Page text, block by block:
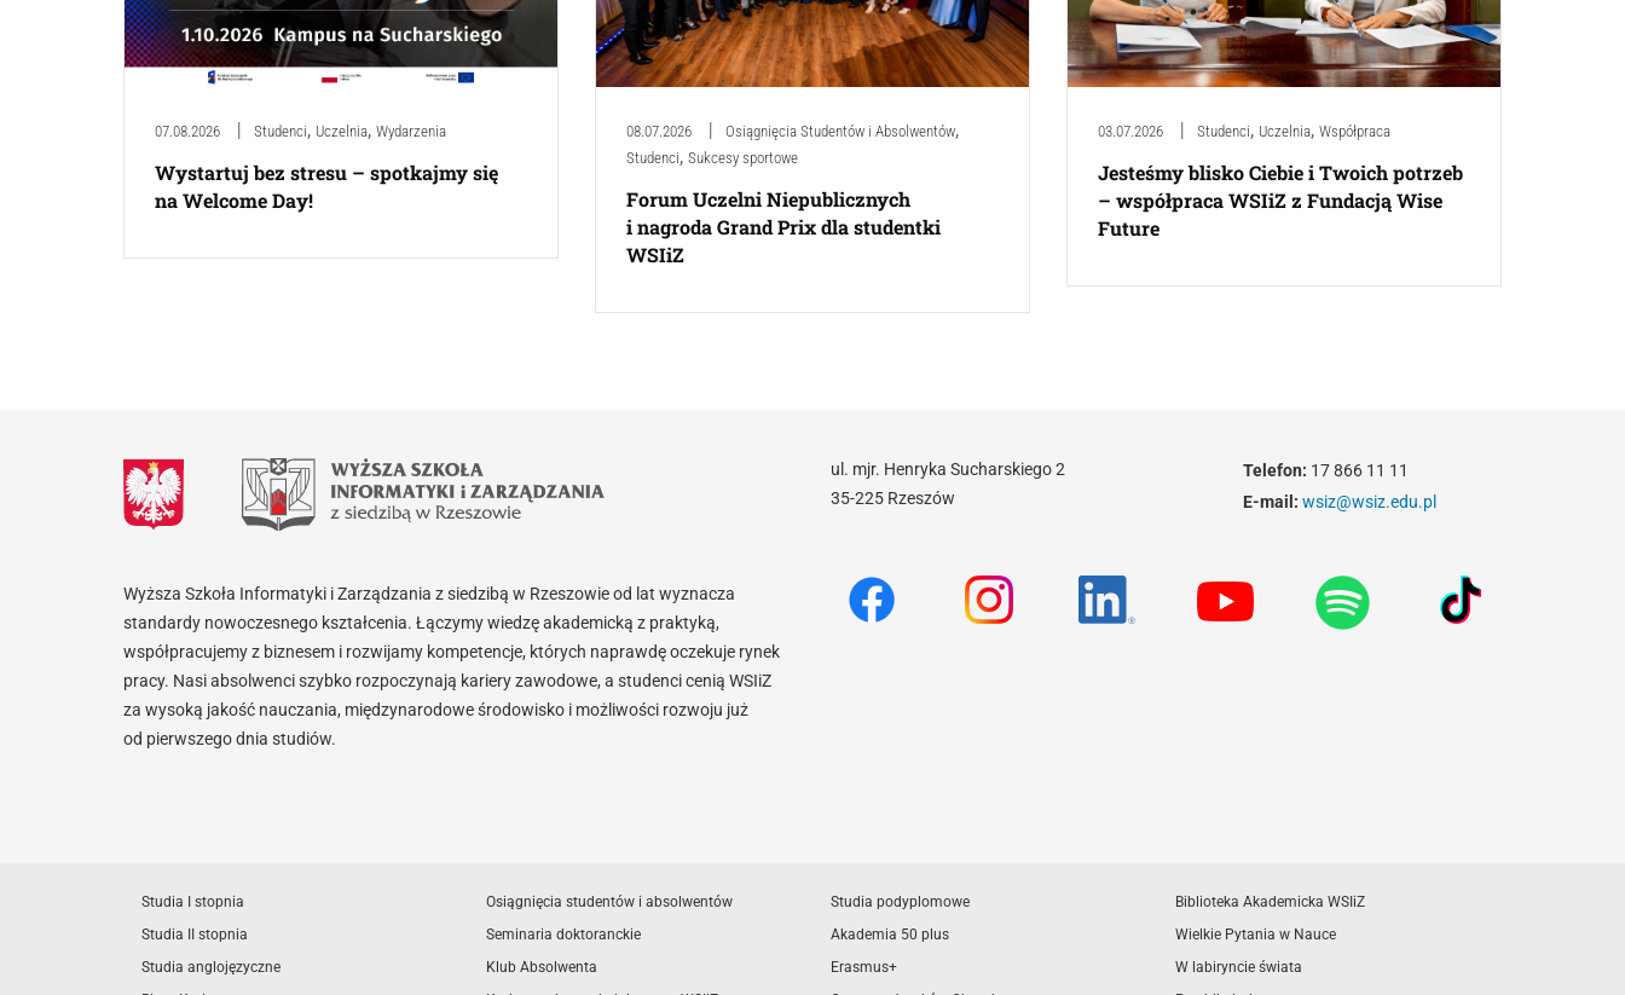
07.08.2026 Studenci, Uczelnia, Wydarzenia
Wystartuj bez stresu – spotkajmy się
na Welcome Day!
08.07.2026 Osiągnięcia Studentów i Absolwentów,
Studenci, Sukcesy sportowe
Forum Uczelni Niepublicznych
i nagroda Grand Prix dla studentki
WSIiZ
03.07.2026 Studenci, Uczelnia, Współpraca
Jesteśmy blisko Ciebie i Twoich potrzeb
– współpraca WSIiZ z Fundacją Wise
Future
Wyższa Szkoła Informatyki i Zarządzania z siedzibą w Rzeszowie od lat wyznacza
standardy nowoczesnego kształcenia. Łączymy wiedzę akademicką z praktyką,
współpracujemy z biznesem i rozwijamy kompetencje, których naprawdę oczekuje rynek
pracy. Nasi absolwenci szybko rozpoczynają kariery zawodowe, a studenci cenią WSIiZ
za wysoką jakość nauczania, międzynarodowe środowisko i możliwości rozwoju już
od pierwszego dnia studiów.
ul. mjr. Henryka Sucharskiego 2
35-225 Rzeszów
Telefon: 17 866 11 11
E-mail: wsiz@wsiz.edu.pl
Studia I stopnia
Studia II stopnia
Studia anglojęzyczne
Osiągnięcia studentów i absolwentów
Seminaria doktoranckie
Klub Absolwenta
Studia podyplomowe
Akademia 50 plus
Erasmus+
Biblioteka Akademicka WSIiZ
Wielkie Pytania w Nauce
W labiryncie świata